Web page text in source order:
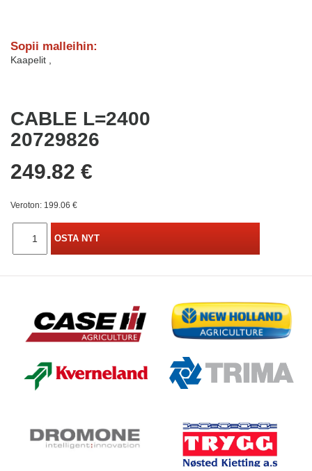
Sopii malleihin:
Kaapelit
CABLE L=2400
20729826
249.82 €
Veroton: 199.06 €
OSTA NYT